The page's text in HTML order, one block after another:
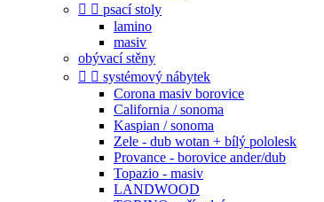
  psací stoly
lamino
masiv
obývací stěny
  systémový nábytek
Corona masiv borovice
California / sonoma
Kaspian / sonoma
Zele - dub wotan + bílý pololesk
Provance - borovice ander/dub
Topazio - masiv
LANDWOOD